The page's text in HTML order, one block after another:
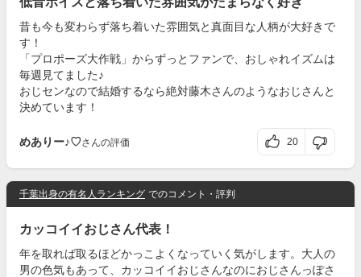
昔も今も変わらず落ち着いた雰囲気と真面目な人柄が大好きで
す！
「プロポーズ大作戦」からずっとファンで、おしゃれイズムは
毎週見てました♪
おじセンなので結婚するなら絶対藤木さんのようなおじさんと
決めています！
めありー♪♡さんの評価 20
千葉出身の有名人ランキング でのコメント・評判
カッコイイおじさん代表！
年を取れば取るほどかっこよくなっていく気がします。大人の
男の色気もあって、カッコイイおじさんなのにおじさんっぽさ